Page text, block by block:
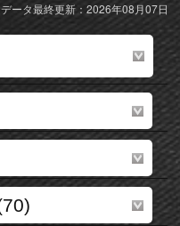
データ最終更新：2026年08月07日